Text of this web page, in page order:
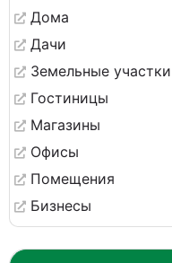
Дома
Дачи
Земельные участки
Гостиницы
Магазины
Офисы
Помещения
Бизнесы